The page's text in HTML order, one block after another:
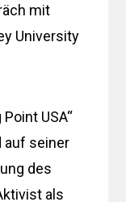
mit
University
USA“
auf seiner
des
als